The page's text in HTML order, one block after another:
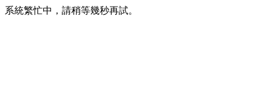
系統繁忙中，請稍等幾秒再試。